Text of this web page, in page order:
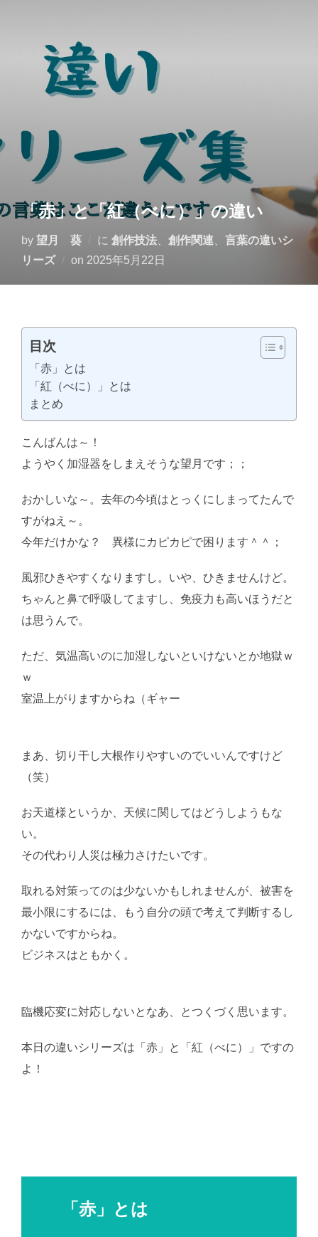
キ
「赤」と「紅（べに）」の違い
by 望月 葵 に 創作技法 創作関連
言葉の違いシ
リーズ
on 投
2025年5月22日
目次
「赤」とは
「紅（べに）」とは
まとめ
こんばんは～！
ようやく加湿器をしまえそうな望月です；；
おかしいな～。去年の今頃はとっくにしまってたんで
すがねえ～。
今年だけかな？ 異様にカピカピで困ります＾＾；
風邪ひきやすくなりますし。いや、ひきませんけど。
ちゃんと鼻で呼吸してますし、免疫力も高いほうだと
は思うんで。
ただ、気温高いのに加湿しないといけないとか地獄ｗ
ｗ
室温上がりますからね（ギャー
まあ、切り干し大根作りやすいのでいいんですけど
（笑）
お天道様というか、天候に関してはどうしようもな
い。
その代わり人災は極力さけたいです。
取れる対策ってのは少ないかもしれませんが、被害を
最小限にするには、もう自分の頭で考えて判断するし
かないですからね。
ビジネスはともかく。
臨機応変に対応しないとなあ、とつくづく思います。
本日の違いシリーズは「赤」と「紅（べに）」ですの
よ！
「赤」とは